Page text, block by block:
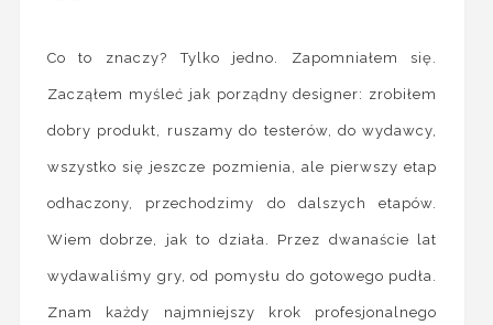
Co to znaczy? Tylko jedno. Zapomniałem się.
Zacząłem myśleć jak porządny designer: zrobiłem
dobry produkt, ruszamy do testerów, do wydawcy,
wszystko się jeszcze pozmienia, ale pierwszy etap
odhaczony, przechodzimy do dalszych etapów.
Wiem dobrze, jak to działa. Przez dwanaście lat
wydawaliśmy gry, od pomysłu do gotowego pudła.
Znam każdy najmniejszy krok profesjonalnego